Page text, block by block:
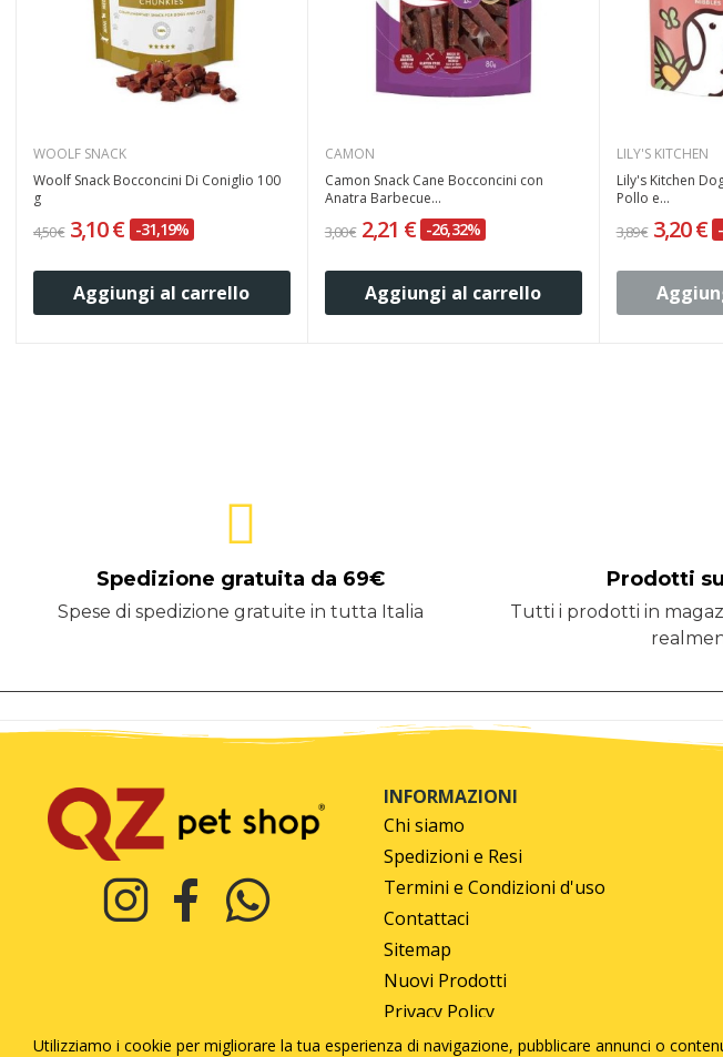
WOOLF SNACK
Woolf Snack Bocconcini Di Coniglio 100
g
4,50 € 3,10 € -31,19%
Aggiungi al carrello
CAMON
Camon Snack Cane Bocconcini con
Anatra Barbecue...
3,00 € 2,21 € -26,32%
Aggiungi al carrello
LILY'S KITCHEN
Lily's Kitchen
Pollo e...
3,89 € 3,20 €
Spedizione gratuita da 69€
Spese di spedizione gratuite in tutta Italia
Prodotti
Tutti i prodotti in
INFORMAZIONI
Chi siamo
Spedizioni e Resi
Termini e Condizioni d'uso
Contattaci
Sitemap
Nuovi Prodotti
Privacy Policy
Utilizziamo i cookie per migliorare la tua esperienza di navigazione, pubblicare annunci o